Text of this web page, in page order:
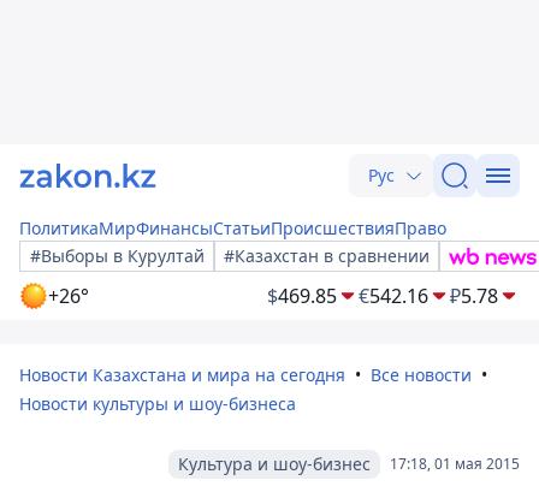
Рус
ПолитикаМирФинансыСтатьиПроисшествияПраво
#Выборы в Курултай
#Казахстан в сравнении
+26° $469.85 €542.16 ₽5.78
Новости Казахстана и мира на сегодня
Все новости
Новости культуры и шоу-бизнеса
17:18, 01 мая 2015
Культура и шоу-бизнес